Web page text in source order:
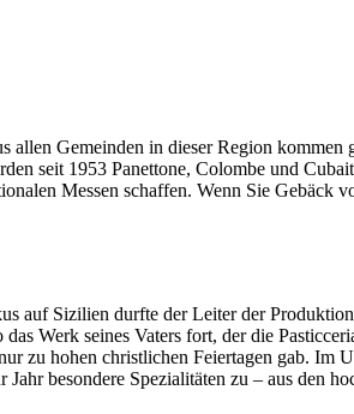
Gemeinden in dieser Region
seit 1953 Panettone, Colombe und
Messen schaffen. Wenn Sie
auf Sizilien durfte der Leiter der
Werk seines Vaters fort, der die
zu hohen christlichen Feiertagen gab. Im
besondere Spezialitäten zu – aus den